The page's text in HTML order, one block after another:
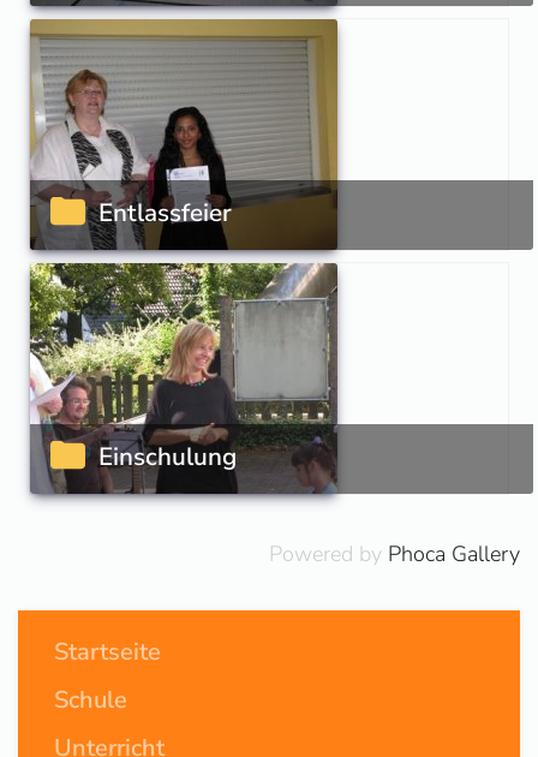
Entlassfeier
Einschulung
Powered by Phoca Gallery
Startseite
Schule
Unterricht